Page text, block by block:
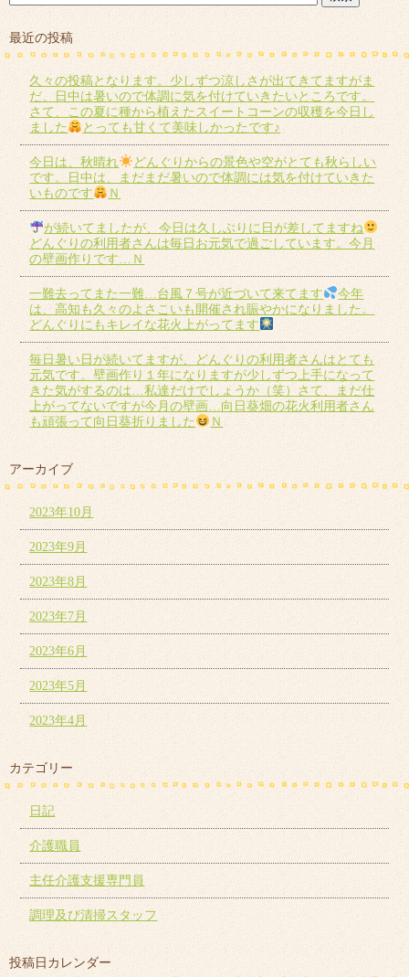
最近の投稿
久々の投稿となります。少しずつ涼しさが出てきてますがま
だ、日中は暑いので体調に気を付けていきたいところです。
さて、この夏に種から植えたスイートコーンの収穫を今日し
ました
とっても甘くて美味しかったです♪
今日は、秋晴れ
どんぐりからの景色や空がとても秋らしい
です。日中は、まだまだ暑いので体調には気を付けていきた
いものです
Ｎ
が続いてましたが、今日は久しぶりに日が差してますね
どんぐりの利用者さんは毎日お元気で過ごしています。今月
の壁画作りです…Ｎ
一難去ってまた一難…台風７号が近づいて来てます
今年
は、高知も久々のよさこいも開催され賑やかになりました。
どんぐりにもキレイな花火上がってます
毎日暑い日が続いてますが、どんぐりの利用者さんはとても
元気です。壁画作り１年になりますが少しずつ上手になって
きた気がするのは…私達だけでしょうか（笑）さて、まだ仕
上がってないですが今月の壁画…向日葵畑の花火利用者さん
も頑張って向日葵折りました
Ｎ
アーカイブ
2023年10月
2023年9月
2023年8月
2023年7月
2023年6月
2023年5月
2023年4月
カテゴリー
日記
介護職員
主任介護支援専門員
調理及び清掃スタッフ
投稿日カレンダー